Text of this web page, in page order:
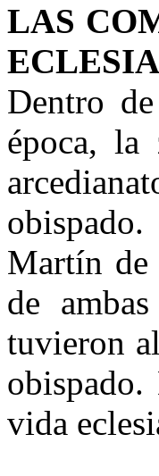
LAS
Dentro
época, la
Martín de
de
tuvieron
vida